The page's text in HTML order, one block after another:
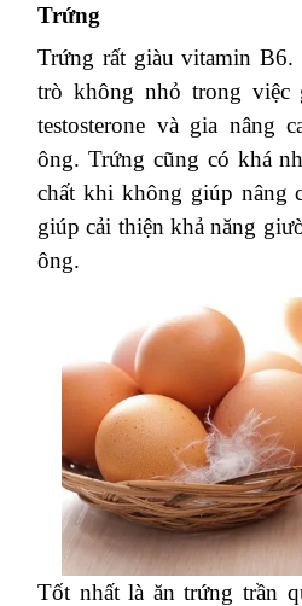
Trứng
Trứng rất giàu vitamin
trò không nhỏ trong việc
testosterone và gia nâng
ông. Trứng cũng có khá
chất khi không giúp nâng
giúp cải thiện khả năng
ông.
Tốt nhất là ăn trứng trần